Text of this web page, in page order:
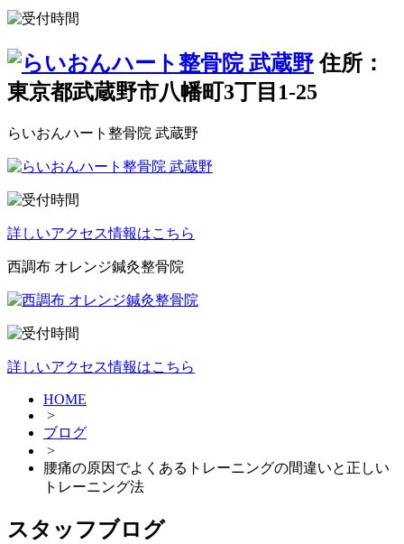
住所：
東京都武蔵野市八幡町3丁目1-25
らいおんハート整骨院 武蔵野
詳しいアクセス情報はこちら
西調布 オレンジ鍼灸整骨院
詳しいアクセス情報はこちら
HOME
>
ブログ
>
腰痛の原因でよくあるトレーニングの間違いと正しい
トレーニング法
スタッフブログ